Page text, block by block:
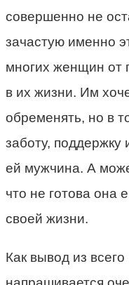
совершенно не
зачастую именно
многих женщин от
в их жизни. Им
обременять, но в
заботу, поддержку
ей мужчина. А
что не готова она
своей жизни.
Как вывод из